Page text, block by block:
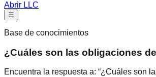
Abrir LLC
☰
Base de conocimientos
¿Cuáles son las obligaciones
Encuentra la respuesta a: “¿Cuáles son